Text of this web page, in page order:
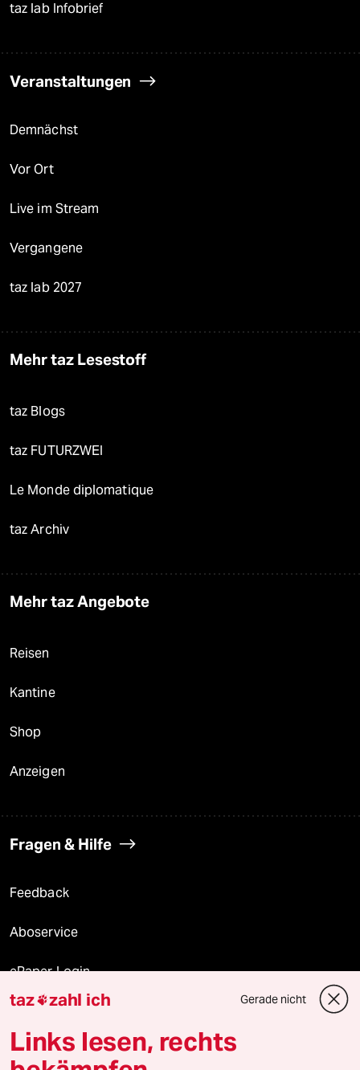
taz lab Infobrief
Veranstaltungen
Demnächst
Vor Ort
Live im Stream
Vergangene
taz lab 2027
Mehr taz Lesestoff
taz Blogs
taz FUTURZWEI
Le Monde diplomatique
taz Archiv
Mehr taz Angebote
Reisen
Kantine
Shop
Anzeigen
Fragen & Hilfe
Feedback
Aboservice
ePaper Login
Downloads für Abonnierende
taz zahl ich Gerade nicht
Links lesen, rechts